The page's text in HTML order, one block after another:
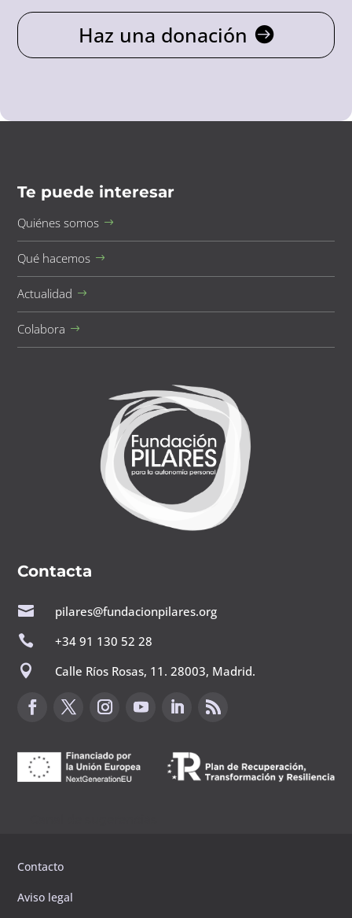
Haz una donación
Te puede interesar
Quiénes somos
Qué hacemos
Actualidad
Colabora
Contacta

pilares@fundacionpilares.org

+34 91 130 52 28

Calle Ríos Rosas, 11. 28003, Madrid.
Contacto
Aviso legal